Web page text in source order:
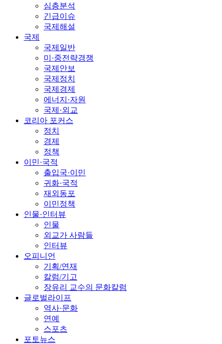
심층분석
긴급이슈
국제해설
국제
국제일반
미·중전략경쟁
국제안보
국제정치
국제경제
에너지·자원
국제·외교
코리아 포커스
정치
경제
정책
이민·국적
출입국·이민
귀화·국적
재외동포
이민정책
인물·인터뷰
인물
외교가 사람들
인터뷰
오피니언
기획/연재
칼럼/기고
장유리 교수의 문화칼럼
글로벌라이프
역사·문화
연예
스포츠
포토뉴스